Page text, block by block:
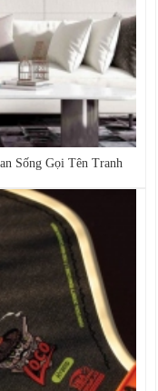
Sống Gọi Tên Tranh